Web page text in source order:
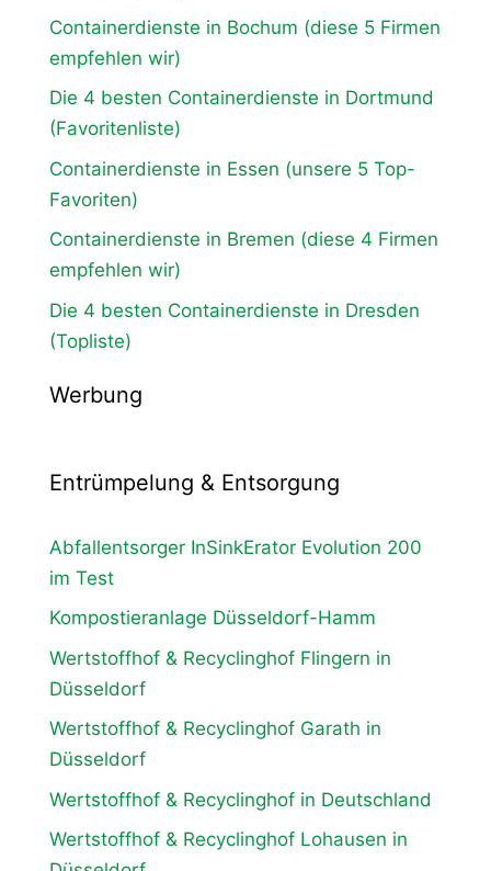
Containerdienste in Bochum (diese 5 Firmen
empfehlen wir)
Die 4 besten Containerdienste in Dortmund
(Favoritenliste)
Containerdienste in Essen (unsere 5 Top-
Favoriten)
Containerdienste in Bremen (diese 4 Firmen
empfehlen wir)
Die 4 besten Containerdienste in Dresden
(Topliste)
Werbung
Entrümpelung & Entsorgung
Abfallentsorger InSinkErator Evolution 200
im Test
Kompostieranlage Düsseldorf-Hamm
Wertstoffhof & Recyclinghof Flingern in
Düsseldorf
Wertstoffhof & Recyclinghof Garath in
Düsseldorf
Wertstoffhof & Recyclinghof in Deutschland
Wertstoffhof & Recyclinghof Lohausen in